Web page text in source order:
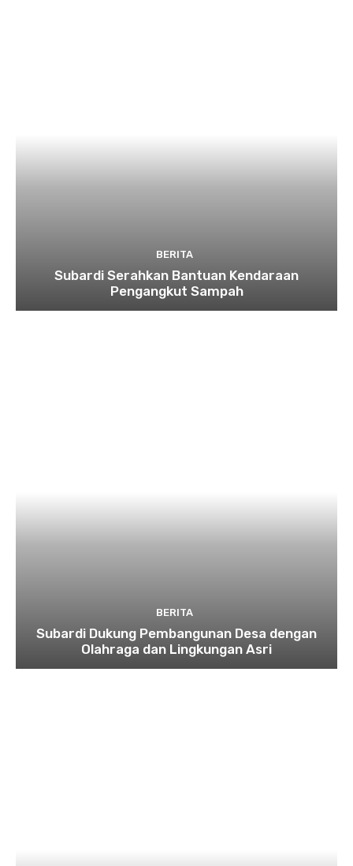
BERITA
Subardi Serahkan Bantuan Kendaraan
Pengangkut Sampah
BERITA
Subardi Dukung Pembangunan Desa dengan
Olahraga dan Lingkungan Asri